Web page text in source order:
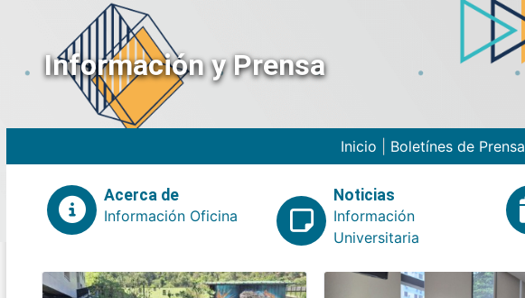
Información y Prensa
Inicio Boletínes de Prensa
Acerca de
Información Oficina
Noticias
Información
Universitaria